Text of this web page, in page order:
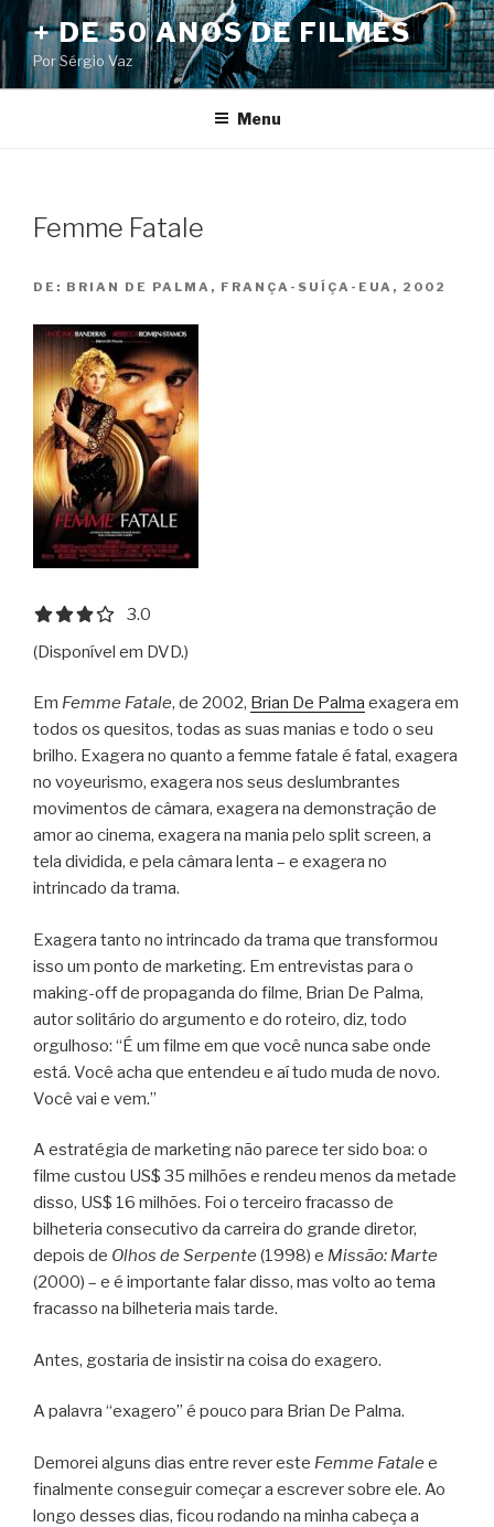
Pular
para
o
conteúdo
+ DE 50 ANOS DE FILMES
Por Sérgio Vaz
Menu
Femme Fatale
DE: BRIAN DE PALMA, FRANÇA-SUÍÇA-EUA, 2002
3.0 out of 5.0 stars
3.0
(Disponível em DVD.)
Em Femme Fatale, de 2002, Brian De Palma exagera em
todos os quesitos, todas as suas manias e todo o seu
brilho. Exagera no quanto a femme fatale é fatal, exagera
no voyeurismo, exagera nos seus deslumbrantes
movimentos de câmara, exagera na demonstração de
amor ao cinema, exagera na mania pelo split screen, a
tela dividida, e pela câmara lenta – e exagera no
intrincado da trama.
Exagera tanto no intrincado da trama que transformou
isso um ponto de marketing. Em entrevistas para o
making-off de propaganda do filme, Brian De Palma,
autor solitário do argumento e do roteiro, diz, todo
orgulhoso: “É um filme em que você nunca sabe onde
está. Você acha que entendeu e aí tudo muda de novo.
Você vai e vem.”
A estratégia de marketing não parece ter sido boa: o
filme custou US$ 35 milhões e rendeu menos da metade
disso, US$ 16 milhões. Foi o terceiro fracasso de
bilheteria consecutivo da carreira do grande diretor,
depois de Olhos de Serpente (1998) e Missão: Marte
(2000) – e é importante falar disso, mas volto ao tema
fracasso na bilheteria mais tarde.
Antes, gostaria de insistir na coisa do exagero.
A palavra “exagero” é pouco para Brian De Palma.
Demorei alguns dias entre rever este Femme Fatale e
finalmente conseguir começar a escrever sobre ele. Ao
longo desses dias, ficou rodando na minha cabeça a